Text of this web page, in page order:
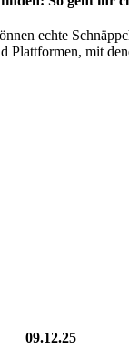
echte
Plattformen, mit
09.12.25